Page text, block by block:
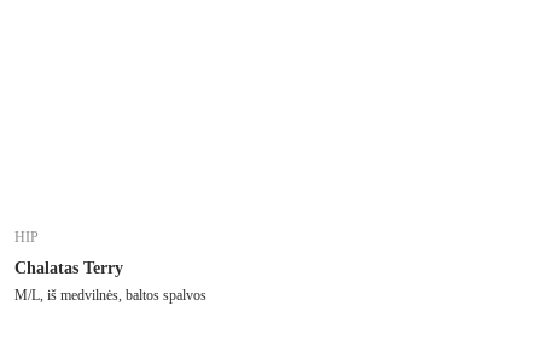
HIP
Chalatas Terry
M/L, iš medvilnės, baltos spalvos